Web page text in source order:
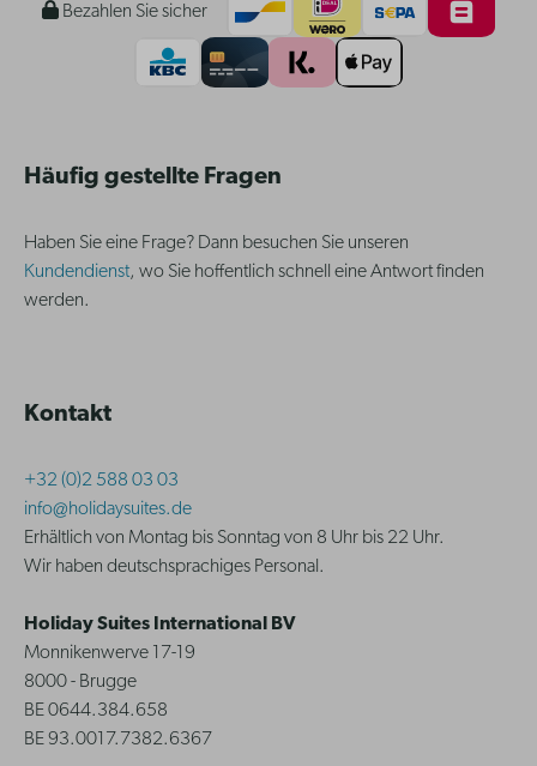
Bezahlen Sie sicher
Häufig gestellte Fragen
Haben Sie eine Frage? Dann besuchen Sie unseren
Kundendienst, wo Sie hoffentlich schnell eine Antwort finden
werden.
Kontakt
+32 (0)2 588 03 03
info@holidaysuites.de
Erhältlich von Montag bis Sonntag von 8 Uhr bis 22 Uhr.
Wir haben deutschsprachiges Personal.
Holiday Suites International BV
Monnikenwerve 17-19
8000 - Brugge
BE 0644.384.658
BE 93.0017.7382.6367